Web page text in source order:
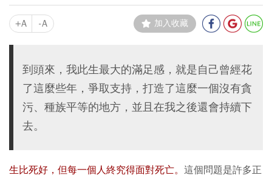
+A -A 加入收藏
到頭來，我此生最大的滿足感，就是自己曾經花
了這麼些年，爭取支持，打造了這麼一個沒有貪
污、種族平等的地方，並且在我之後還會持續下
去。
生比死好，但每一個人終究得面對死亡。 這個問題是許多正